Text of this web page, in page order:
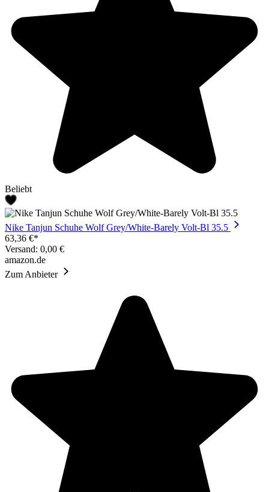
Beliebt
Nike Tanjun Schuhe Wolf Grey/White-Barely Volt-Bl 35.5
63,36 €*
Versand: 0,00 €
amazon.de
Zum Anbieter